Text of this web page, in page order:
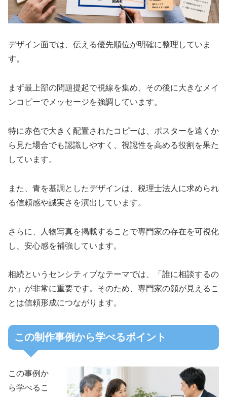
デザイン面では、伝える優先順位が明確に整理していま
す。
まず最上部の問題提起で視線を集め、その後に大きなメイ
ンコピーでメッセージを強調しています。
特に赤色で大きく配置されたコピーは、ポスターを遠くか
ら見た場合でも認識しやすく、視認性を高める役割を果た
しています。
また、青を基調としたデザインは、税理士法人に求められ
る信頼感や誠実さを演出しています。
さらに、人物写真を掲載することで専門家の存在を可視化
し、安心感を補強しています。
相続というセンシティブなテーマでは、「誰に相談するの
か」が非常に重要です。そのため、専門家の顔が見えるこ
とは信頼形成につながります。
この制作事例から学べるポイント
この事例か
ら学べるこ